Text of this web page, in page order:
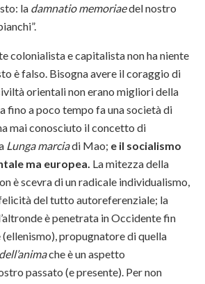
la damnatio memoriaedel nostro
colonialista e capitalista non ha niente
è falso. Bisogna avere il coraggio di
orientali non erano migliori della
fino a poco tempo fa una società di
mai conosciuto il concetto di
Lunga marciadi Mao; e il socialismo
ma europea. La mitezza della
è scevra di un radicale individualismo,
del tutto autoreferenziale; la
è penetrata in Occidente fin
propugnatore di quella
che è un aspetto
passato (e presente). Per non